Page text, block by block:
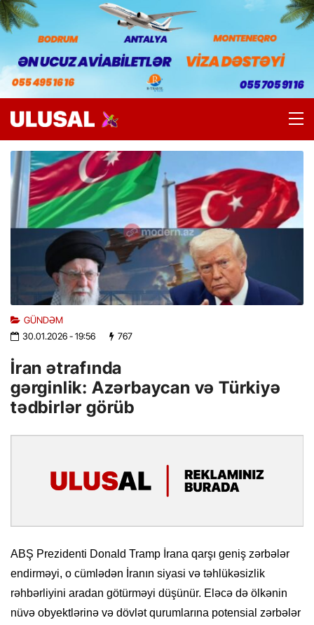
GÜNDƏM
30.01.2026- 19:56 767
İran ətrafında
gərginlik: Azərbaycan və Türkiyə
tədbirlər görüb
ABŞ Prezidenti Donald Tramp İrana qarşı geniş zərbələr
endirməyi, o cümlədən İranın siyasi və təhlükəsizlik
rəhbərliyini aradan götürməyi düşünür. Eləcə də ölkənin
nüvə obyektlərinə və dövlət qurumlarına potensial zərbələr